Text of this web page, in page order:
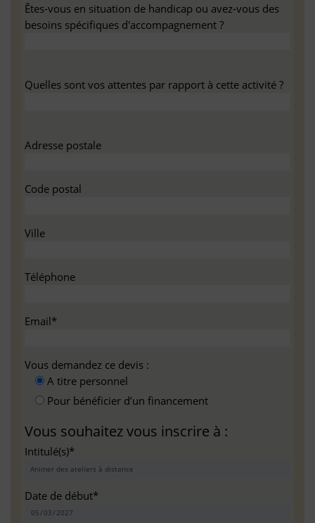
Êtes-vous en situation de handicap ou avez-vous des
besoins spécifiques d'accompagnement ?
Quelles sont vos attentes par rapport à cette activité ?
Adresse postale
Code postal
Ville
Téléphone
Email*
Vous demandez ce devis :
A titre personnel
Pour bénéficier d’un financement
Vous souhaitez vous inscrire à :
Intitulé(s)*
Date de début*